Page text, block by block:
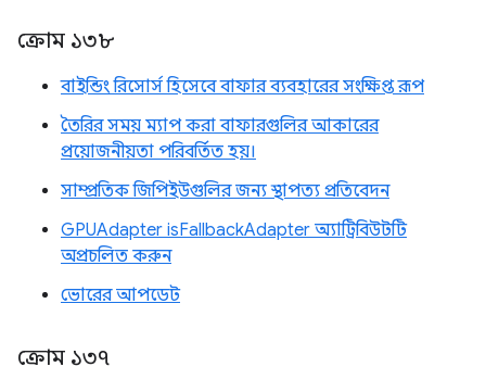
ক্রোম ১৩৮
বাইন্ডিং রিসোর্স হিসেবে বাফার ব্যবহারের সংক্ষিপ্ত রূপ
তৈরির সময় ম্যাপ করা বাফারগুলির আকারের
প্রয়োজনীয়তা পরিবর্তিত হয়।
সাম্প্রতিক জিপিইউগুলির জন্য স্থাপত্য প্রতিবেদন
GPUAdapter isFallbackAdapter অ্যাট্রিবিউটটি
অপ্রচলিত করুন
ভোরের আপডেট
ক্রোম ১৩৭